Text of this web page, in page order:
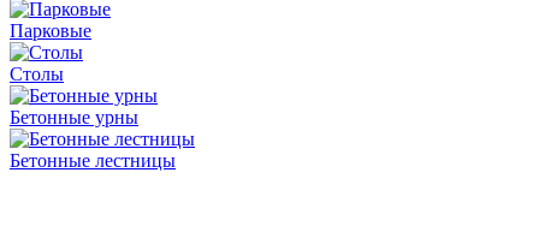
Парковые
Столы
Бетонные урны
Бетонные лестницы